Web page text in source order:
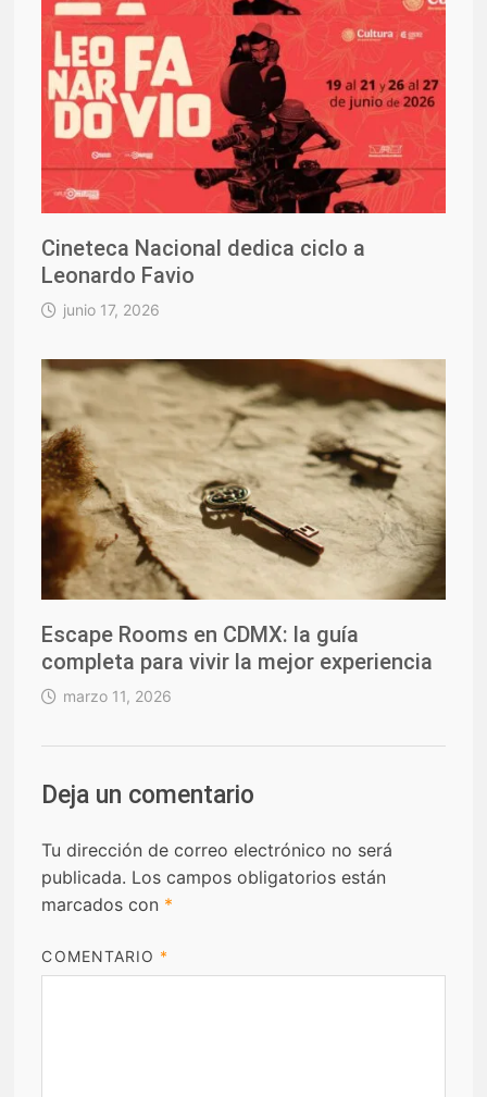
Cineteca Nacional dedica ciclo a
Leonardo Favio
junio 17, 2026
Escape Rooms en CDMX: la guía
completa para vivir la mejor experiencia
marzo 11, 2026
Deja un comentario
Tu dirección de correo electrónico no será
publicada. Los campos obligatorios están
marcados con *
COMENTARIO *